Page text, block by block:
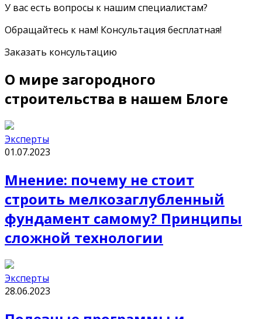
У вас есть вопросы к нашим специалистам?
Обращайтесь к нам! Консультация бесплатная!
Заказать консультацию
О мире загородного
строительства в нашем Блоге
Эксперты
01.07.2023
Мнение: почему не стоит
строить мелкозаглубленный
фундамент самому? Принципы
сложной технологии
Эксперты
28.06.2023